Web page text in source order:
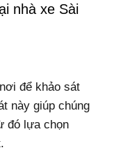
nhà xe Sài
để khảo sát
này giúp chúng
đó lựa chọn